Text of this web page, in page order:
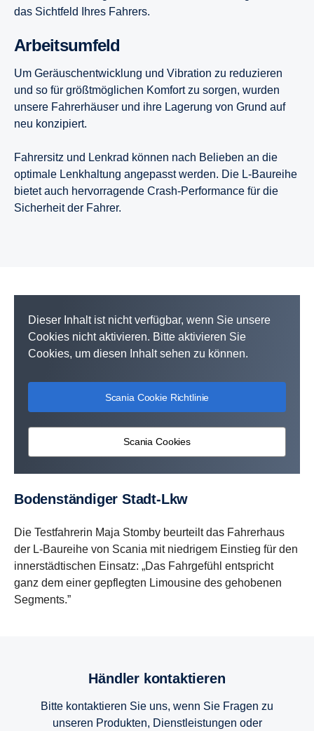
das Sichtfeld Ihres Fahrers.
Arbeits­um­feld
Um Geräuschentwicklung und Vibration zu reduzieren
und so für größtmöglichen Komfort zu sorgen, wurden
unsere Fahrerhäuser und ihre Lagerung von Grund auf
neu konzipiert.
Fahrersitz und Lenkrad können nach Belieben an die
optimale Lenkhaltung angepasst werden. Die L-Baureihe
bietet auch hervorragende Crash-Performance für die
Sicherheit der Fahrer.
Dieser Inhalt ist nicht verfügbar, wenn Sie unsere
Cookies nicht aktivieren. Bitte aktivieren Sie
Cookies, um diesen Inhalt sehen zu können.
Scania Cookie Richtlinie
Scania Cookies
Boden­stän­diger Stadt-​Lkw
Die Testfahrerin Maja Stomby beurteilt das Fahrerhaus
der L-Baureihe von Scania mit niedrigem Einstieg für den
innerstädtischen Einsatz: „Das Fahrgefühl entspricht
ganz dem einer gepflegten Limousine des gehobenen
Segments.”
Händler kontak­tieren
Bitte kontaktieren Sie uns, wenn Sie Fragen zu
unseren Produkten, Dienstleistungen oder